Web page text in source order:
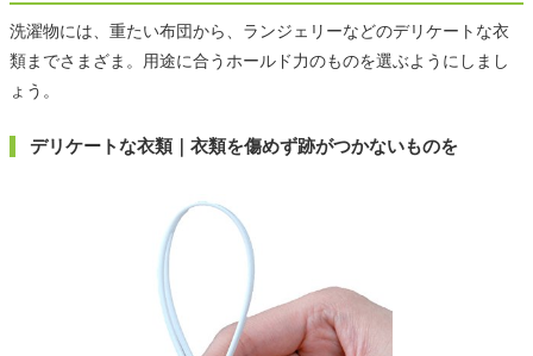
洗濯物には、重たい布団から、ランジェリーなどのデリケートな衣
類までさまざま。用途に合うホールド力のものを選ぶようにしまし
ょう。
デリケートな衣類｜衣類を傷めず跡がつかないものを